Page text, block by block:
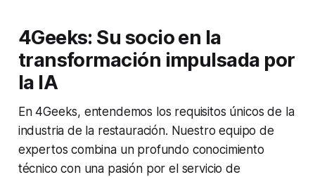
4Geeks: Su socio en la
transformación impulsada por
la IA
En 4Geeks, entendemos los requisitos únicos de la
industria de la restauración. Nuestro equipo de
expertos combina un profundo conocimiento
técnico con una pasión por el servicio de